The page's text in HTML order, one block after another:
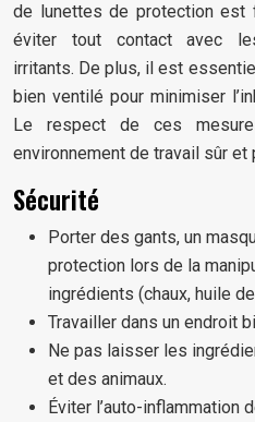
de lunettes de protection est
éviter tout contact avec
irritants. De plus, il est
bien ventilé pour minimiser
Le respect de ces
environnement de travail sûr et
Sécurité
Porter des gants, un
protection lors de la
ingrédients (chaux, huile
Travailler dans un endroit
Ne pas laisser les
et des animaux.
Éviter l’auto-inflammation